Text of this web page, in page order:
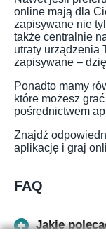
online mają dla
zapisywane nie
także centralnie
utraty urządzenia
zapisywane –
Ponadto mamy
które możesz
pośrednictwem
Znajdź
aplikację i graj
FAQ
Jakie